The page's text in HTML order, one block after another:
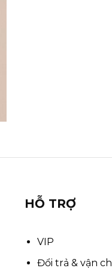
HỖ TRỢ
VIP
Đổi trả & vận